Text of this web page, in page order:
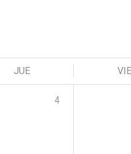
JUE VIE
4